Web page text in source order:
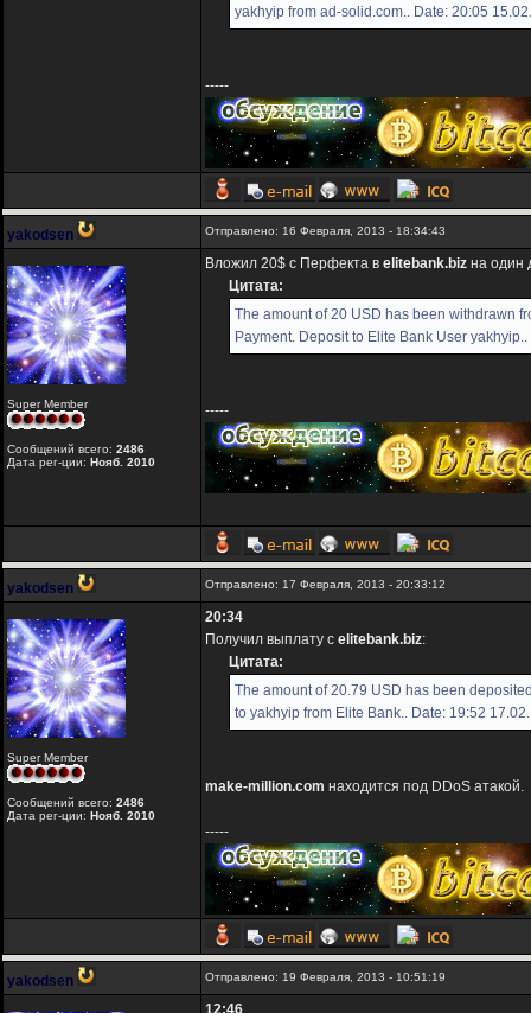
yakhyip from ad-solid.com.. Date: 20:05
-----
yakodsen Отправлено: 16 Февраля, 2013 - 18:34:43
Super Member
Сообщений всего: 2486
Дата рег-ции: Нояб. 2010
Вложил 20$ с Перфекта в elitebank.biz на один
Цитата:
The amount of 20 USD has been withdrawn
Payment. Deposit to Elite Bank User
-----
yakodsen Отправлено: 17 Февраля, 2013 - 20:33:12
Super Member
Сообщений всего: 2486
Дата рег-ции: Нояб. 2010
20:34
Получил выплату с elitebank.biz:
Цитата:
The amount of 20.79 USD has been
to yakhyip from Elite Bank.. Date: 19:52
make-million.com находится под DDoS атакой.
-----
yakodsen Отправлено: 19 Февраля, 2013 - 10:51:19
12:46